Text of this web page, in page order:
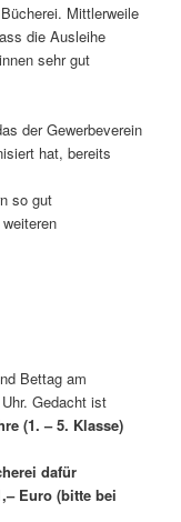
Mittlerweile
die Ausleihe
sehr gut
der Gewerbeverein
hat, bereits
so gut
Bettag am
Gedacht ist
(1. – 5. Klasse)
dafür
Euro (bitte bei